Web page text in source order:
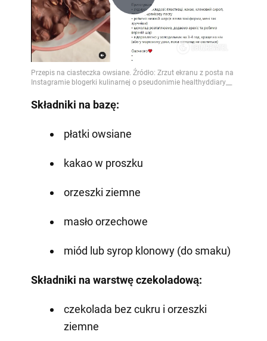
Play
Video
Składniki na bazę:
płatki owsiane
kakao w proszku
orzeszki ziemne
masło orzechowe
miód lub syrop klonowy (do smaku)
Składniki na warstwę czekoladową:
czekolada bez cukru i orzeszki
ziemne